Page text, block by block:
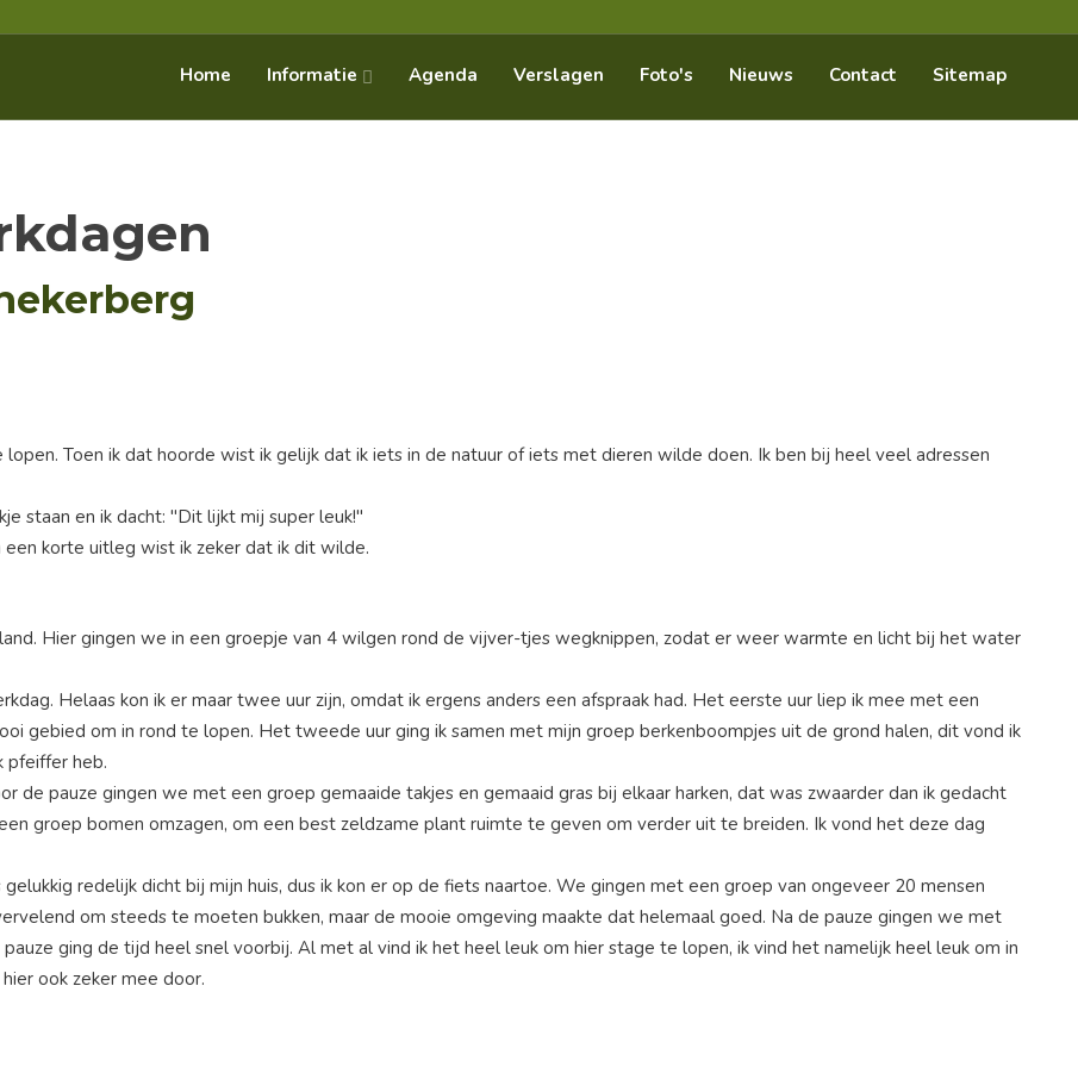
Home Informatie Agenda Verslagen Foto's Nieuws Contact Sitemap
Toen ik dat hoorde wist ik gelijk dat ik iets in de natuur of iets met dieren wilde doen. Ik ben bij heel veel adressen
staan en ik dacht: "Dit lijkt mij super leuk!"
korte uitleg wist ik zeker dat ik dit wilde.
Hier gingen we in een groepje van 4 wilgen rond de vijver-tjes wegknippen, zodat er weer warmte en licht bij het water
Helaas kon ik er maar twee uur zijn, omdat ik ergens anders een afspraak had. Het eerste uur liep ik mee met een
gebied om in rond te lopen. Het tweede uur ging ik samen met mijn groep berkenboompjes uit de grond halen, dit vond ik
pfeiffer heb.
de pauze gingen we met een groep gemaaide takjes en gemaaid gras bij elkaar harken, dat was zwaarder dan ik gedacht
groep bomen omzagen, om een best zeldzame plant ruimte te geven om verder uit te breiden. Ik vond het deze dag
redelijk dicht bij mijn huis, dus ik kon er op de fiets naartoe. We gingen met een groep van ongeveer 20 mensen
om steeds te moeten bukken, maar de mooie omgeving maakte dat helemaal goed. Na de pauze gingen we met
ging de tijd heel snel voorbij. Al met al vind ik het heel leuk om hier stage te lopen, ik vind het namelijk heel leuk om in
ook zeker mee door.